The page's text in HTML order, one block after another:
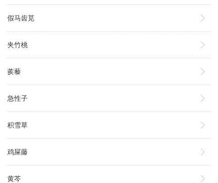
假马齿苋
夹竹桃
蒺藜
急性子
积雪草
鸡屎藤
黄芩